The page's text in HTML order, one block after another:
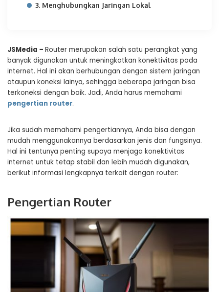
3. Menghubungkan Jaringan Lokal
JSMedia – Router merupakan salah satu perangkat yang
banyak digunakan untuk meningkatkan konektivitas pada
internet. Hal ini akan berhubungan dengan sistem jaringan
ataupun koneksi lainya, sehingga beberapa jaringan bisa
terkoneksi dengan baik. Jadi, Anda harus memahami
pengertian router.
Jika sudah memahami pengertiannya, Anda bisa dengan
mudah menggunakannya berdasarkan jenis dan fungsinya.
Hal ini tentunya penting supaya menjaga konektivitas
internet untuk tetap stabil dan lebih mudah digunakan,
berikut informasi lengkapnya terkait dengan router:
Pengertian Router